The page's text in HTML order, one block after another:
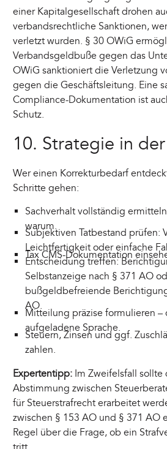
einer Kapitalgesellschaft drohen
verbandsrechtliche Sanktionen,
verletzt wurden. § 30 OWiG
Verbandsgeldbuße gegen das
OWiG sanktioniert die Verletzung
gegen die Geschäftsleitung. Eine
Compliance-Dokumentation ist
Schutz.
10. Strategie in
Wer einen Korrekturbedarf
Schritte gehen:
Sachverhalt vollständig
warum.
Subjektiven Tatbestand prüfen:
Leichtfertigkeit oder einfache
Tax CMS-Dokumentation
Entscheidung treffen:
Selbstanzeige nach § 371 AO
bußgeldbefreiende
AO.
Mitteilung präzise formulieren –
aufgeladene Sprache.
Steuern, Zinsen und ggf.
zahlen.
Expertentipp: Im Zweifelsfall
Abstimmung zwischen
für Steuerstrafrecht erarbeitet
zwischen § 153 AO und § 371 AO
Regel über die Frage, ob ein